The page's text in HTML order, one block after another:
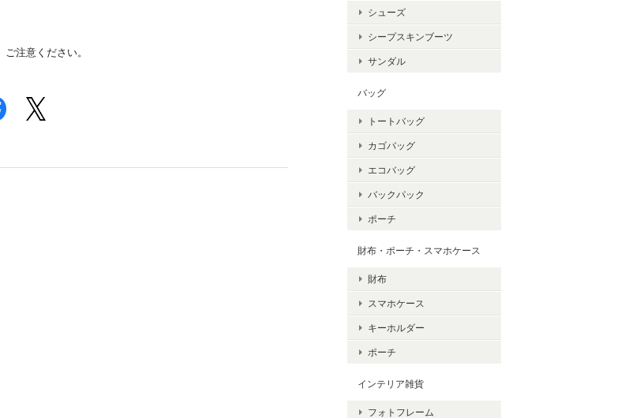
、ご注意ください。
シューズ
シープスキンブーツ
サンダル
バッグ
トートバッグ
カゴバッグ
エコバッグ
バックパック
ポーチ
財布・ポーチ・スマホケース
財布
スマホケース
キーホルダー
ポーチ
インテリア雑貨
フォトフレーム